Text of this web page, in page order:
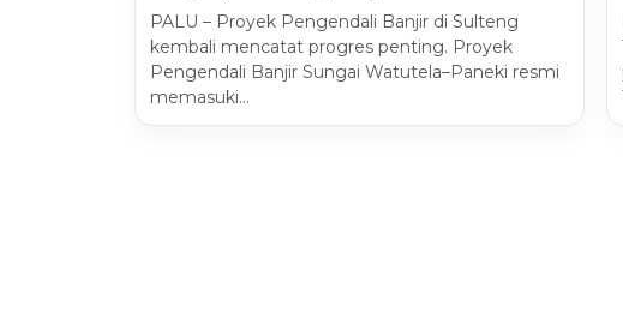
PALU – Proyek Pengendali Banjir di Sulteng
kembali mencatat progres penting. Proyek
Pengendali Banjir Sungai Watutela–Paneki resmi
memasuki…